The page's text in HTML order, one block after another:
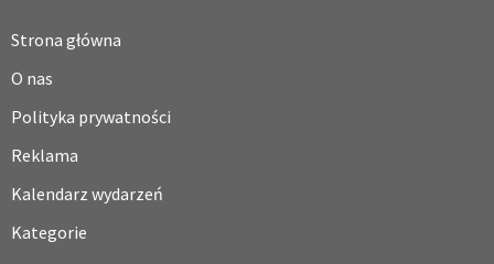
Strona główna
O nas
Polityka prywatności
Reklama
Kalendarz wydarzeń
Kategorie